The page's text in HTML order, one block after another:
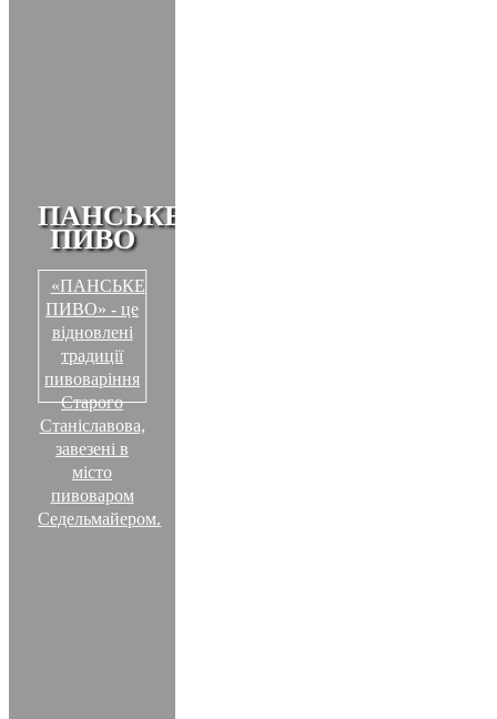
ПАНСЬКЕ
ПИВО
«ПАНСЬКЕ
ПИВО» - це
відновлені
традиції
пивоваріння
Старого
Станіславова,
завезені в
місто
пивоваром
Седельмайером.